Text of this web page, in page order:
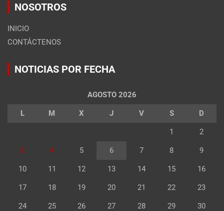
NOSOTROS
INICIO
CONTÁCTENOS
NOTICIAS POR FECHA
AGOSTO 2026
L M X J V S D
1 2
3 4 5 6 7 8 9
10 11 12 13 14 15 16
17 18 19 20 21 22 23
24 25 26 27 28 29 30